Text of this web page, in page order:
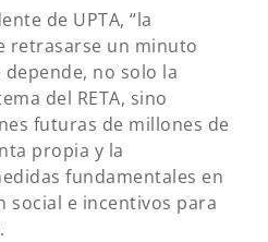
de UPTA, “la
retrasarse un minuto
no solo la
del RETA, sino
futuras de millones de
propia y la
fundamentales en
social e incentivos para